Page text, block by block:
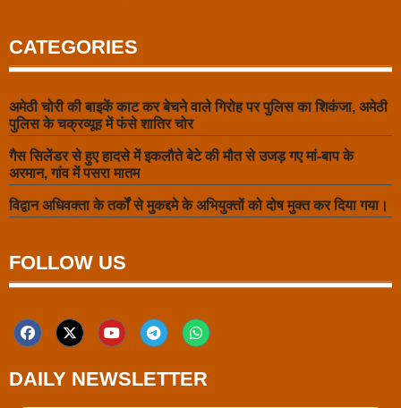
CATEGORIES
अमेठी चोरी की बाइकें काट कर बेचने वाले गिरोह पर पुलिस का शिकंजा, अमेठी
पुलिस के चक्रव्यूह में फंसे शातिर चोर
गैस सिलेंडर से हुए हादसे में इकलौते बेटे की मौत से उजड़ गए मां-बाप के
अरमान, गांव में पसरा मातम
विद्वान अधिवक्ता के तर्कों से मुकद्दमे के अभियुक्तों को दोष मुक्त कर दिया गया।
FOLLOW US
DAILY NEWSLETTER